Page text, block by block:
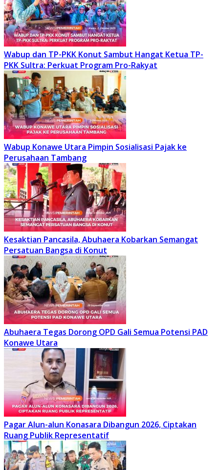
Wabup dan TP-PKK Konut Sambut Hangat Ketua TP-
PKK Sultra: Perkuat Program Pro-Rakyat
Wabup Konawe Utara Pimpin Sosialisasi Pajak ke
Perusahaan Tambang
Kesaktian Pancasila, Abuhaera Kobarkan Semangat
Persatuan Bangsa di Konut
Abuhaera Tegas Dorong OPD Gali Semua Potensi PAD
Konawe Utara
Pagar Alun-alun Konasara Dibangun 2026, Ciptakan
Ruang Publik Representatif